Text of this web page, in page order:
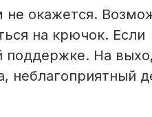
не окажется.
на крючок. Если
поддержке. На
неблагоприятный